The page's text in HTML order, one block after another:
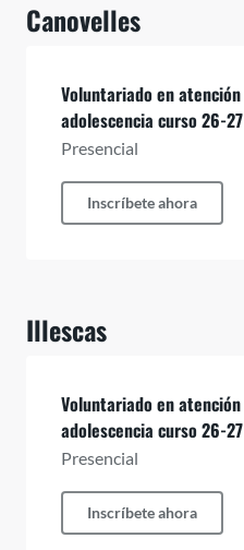
Canovelles
Voluntariado en
adolescencia curso 26-27
Presencial
Inscríbete ahora
Illescas
Voluntariado en
adolescencia curso 26-
Presencial
Inscríbete ahora